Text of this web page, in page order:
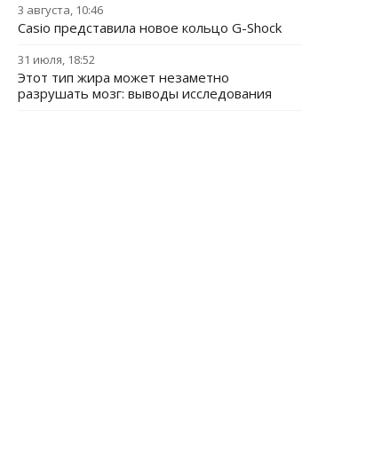
3 августа, 10:46
Casio представила новое кольцо G-Shock
31 июля, 18:52
Этот тип жира может незаметно
разрушать мозг: выводы исследования